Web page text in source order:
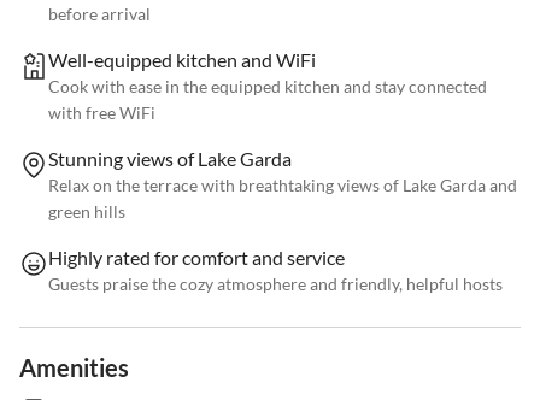
before arrival
Well-equipped kitchen and WiFi
Cook with ease in the equipped kitchen and stay connected
with free WiFi
Stunning views of Lake Garda
Relax on the terrace with breathtaking views of Lake Garda and
green hills
Highly rated for comfort and service
Guests praise the cozy atmosphere and friendly, helpful hosts
Amenities